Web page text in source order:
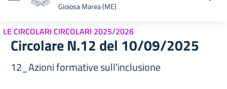
Gioiosa Marea (ME)
LE CIRCOLARI CIRCOLARI 2025/2026
Circolare N.12 del 10/09/2025
12_Azioni formative sull'inclusione